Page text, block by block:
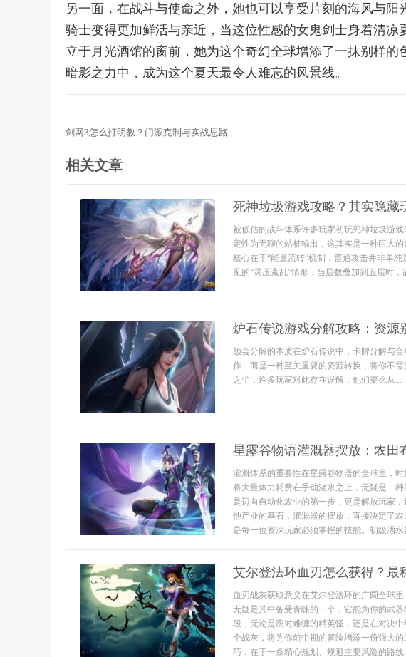
另一面，在战斗与使命之外，她也可以享受片刻的海风与
骑士变得更加鲜活与亲近，当这位性感的女鬼剑士身着清
立于月光酒馆的窗前，她为这个奇幻全球增添了一抹别样的
暗影之力中，成为这个夏天最令人难忘的风景线。
剑网3怎么打明教？门派克制与实战思路
相关文章
死神垃圾游戏攻略？其实隐藏
被低估的战斗体系许多玩家初玩死神垃圾游
定性为无聊的站桩输出，这其实是一种巨大
核心在于“能量流转”机制，普通攻击并非单
见的“灵压紊乱”情形，当层数叠加到五层时，
炉石传说游戏分解攻略：资源
领会分解的本质在炉石传说中，卡牌分解与
作，而是一种至关重要的资源转换，将你不
之尘，许多玩家对此存在误解，他们要么从...
星露谷物语灌溉器摆放：农田
灌溉体系的重要性在星露谷物语的全球里，
将大量体力耗费在手动浇水之上，无疑是一
是迈向自动化农业的第一步，更是解放玩家
他产业的基石，灌溉器的摆放，直接决定了
是每一位资深玩家必须掌握的技能。初级洒水
艾尔登法环血刃怎么获得？最
血刃战灰获取意义在艾尔登法环的广阔全球
无疑是其中备受青睐的一个，它能为你的武
段，无论是应对难缠的精英怪，还是在对决
个战灰，将为你前中期的冒险增添一份强大
巧，在于一条精心规划、规避主要风险的路线